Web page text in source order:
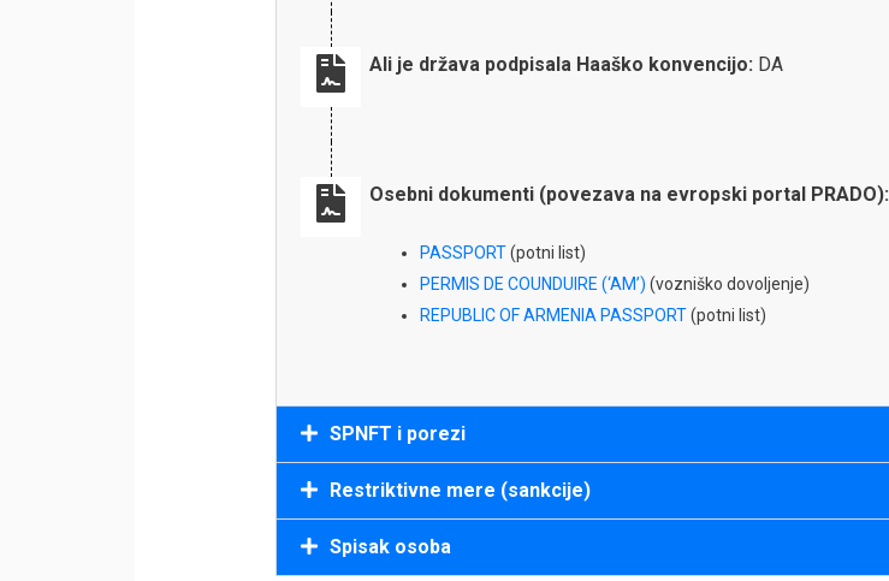
Ali je država podpisala Haaško konvencijo: DA
Osebni dokumenti (povezava na evropski portal PRADO):
PASSPORT(potni list)
PERMIS DE COUNDUIRE (‘AM’) (vozniško dovoljenje)
REPUBLIC OF ARMENIA PASSPORT(potni list)
SPNFT i porezi
Restriktivne mere (sankcije)
Spisak osoba